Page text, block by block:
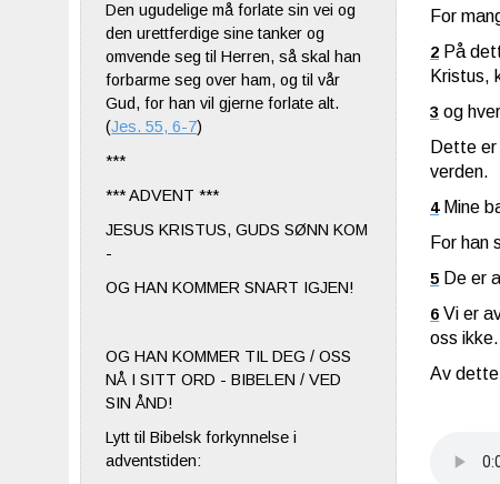
Den ugudelige må forlate sin vei og
den urettferdige sine tanker og
omvende seg til Herren, så skal han
forbarme seg over ham, og til vår
Gud, for han vil gjerne forlate alt.
(Jes. 55, 6-7)
***
*** ADVENT ***
JESUS KRISTUS, GUDS SØNN KOM
-
OG HAN KOMMER SNART IGJEN!
OG HAN KOMMER TIL DEG / OSS
NÅ I SITT ORD - BIBELEN / VED
SIN ÅND!
Lytt til Bibelsk forkynnelse i
adventstiden:
For
2 På
Kristus,
3 og
Dette er
verden.
4 Mine
For han
5 De er
6 Vi er
oss ikke.
Av dette